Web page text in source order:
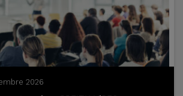
2026